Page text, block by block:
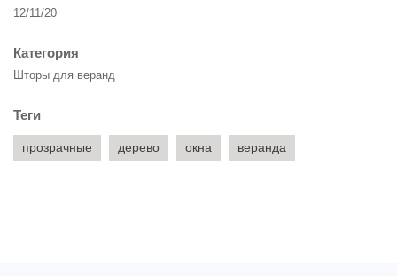
12/11/20
Категория
Шторы для веранд
Теги
прозрачные дерево окна веранда